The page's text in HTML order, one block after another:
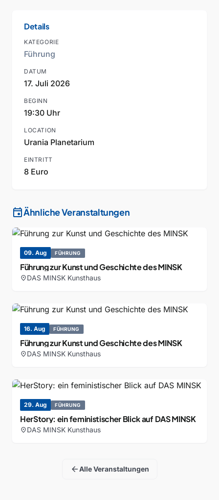
Details
KATEGORIE
Führung
DATUM
17. Juli 2026
BEGINN
19:30 Uhr
LOCATION
Urania Planetarium
EINTRITT
8 Euro
eventÄhnliche Veranstaltungen
09. Aug FÜHRUNG
Führung zur Kunst und Geschichte des MINSK
location_onDAS MINSK Kunsthaus
16. Aug FÜHRUNG
Führung zur Kunst und Geschichte des MINSK
location_onDAS MINSK Kunsthaus
29. Aug FÜHRUNG
HerStory: ein feministischer Blick auf DAS MINSK
location_onDAS MINSK Kunsthaus
arrow_backAlle Veranstaltungen